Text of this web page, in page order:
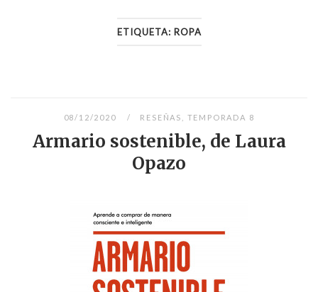
ETIQUETA: ROPA
08/12/2020 RESEÑAS TEMPORADA 8
Armario sostenible, de Laura
Opazo